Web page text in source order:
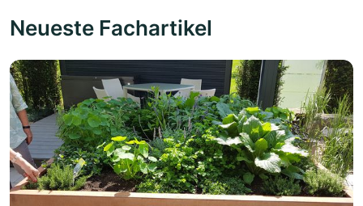
Neueste Fachartikel